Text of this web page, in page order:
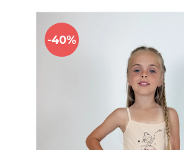
-40%